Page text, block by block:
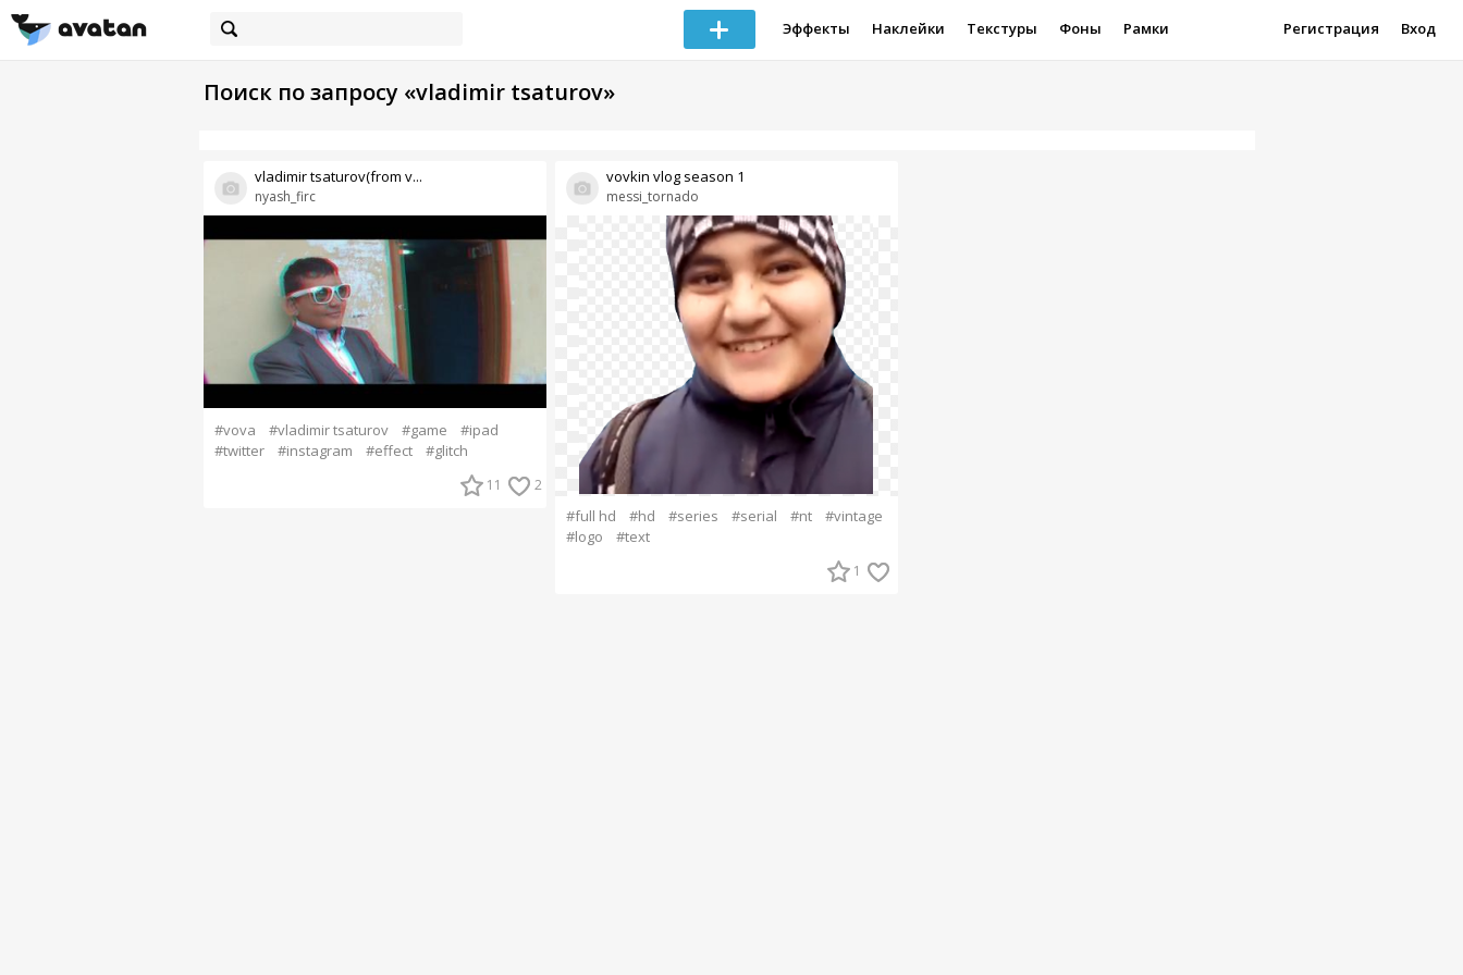
Эффекты Наклейки Текстуры Фоны Рамки Регистрация Вход
Поиск по запросу «vladimir tsaturov»
nyash_firc
vladimir tsaturov(from v...
#vova #vladimir tsaturov #game
#ipad
#twitter
#instagram #effect #glitch
11 2
messi_tornado
vovkin vlog season 1
#full hd #hd #series #serial #nt
#vintage
#logo
#text
1